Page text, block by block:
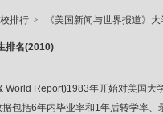
排行 > 《美国新闻与世界报道》大
排名(2010)
World Report)1983年开始对美国
包括6年内毕业率和1年后转学率